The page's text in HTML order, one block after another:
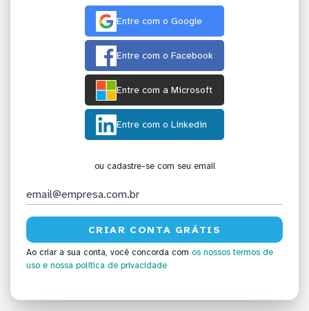
Entre com o Google
Entre com o Facebook
Entre com a Microsoft
Entre com o Linkedin
ou cadastre-se com seu email
Ao criar a sua conta, você concorda com os nossos termos de
uso e nossa política de privacidade